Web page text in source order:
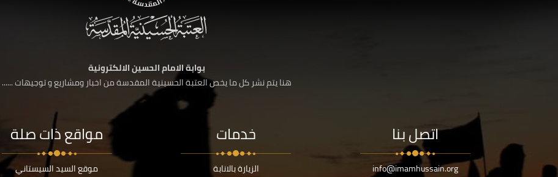
بوابة الامام الحسين الالكترونية
هنا يتم نشر كل ما يخص العتبة الحسينية المقدسة من اخبار ومشاريع و توجيهات ......
اتصل بنا
info@imamhussain.org
خدمات
الزيارة بالانابة
مواقع ذات صلة
موقع السيد السيستاني